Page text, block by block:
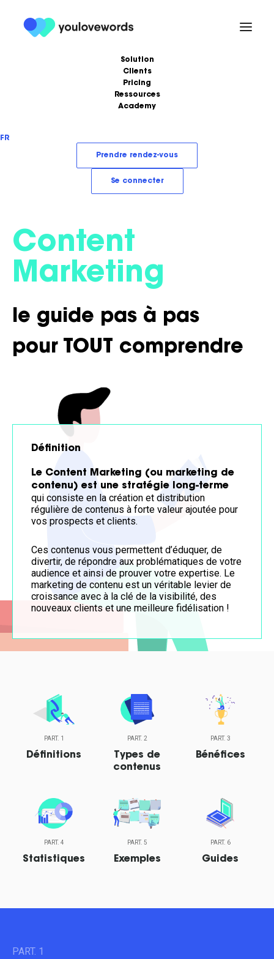
Solution
Clients
Pricing
Ressources
Love Stories
Academy
FR
Prendre rendez-vous
Se connecter
Content
Marketing
le guide pas à pas
pour TOUT comprendre
Définition
Le Content Marketing (ou marketing de
contenu) est une stratégie long-terme
qui consiste en la création et distribution
régulière de contenus à forte valeur ajoutée pour
vos prospects et clients.
Ces contenus vous permettent d’éduquer, de
divertir, de répondre aux problématiques de votre
audience et ainsi de prouver votre expertise. Le
marketing de contenu est un véritable levier de
croissance avec à la clé de la visibilité, des
nouveaux clients et une meilleure fidélisation !
PART. 1
Définitions
PART. 2
Types de
contenus
PART. 3
Bénéfices
PART. 4
Statistiques
PART. 5
Exemples
PART. 6
Guides
PART. 1